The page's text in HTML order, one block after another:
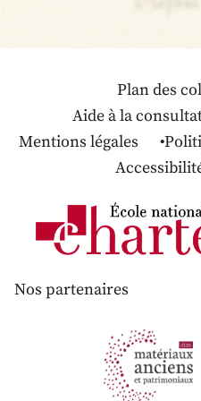
Plan des
Aide à la
Mentions légales
Nos partenaires